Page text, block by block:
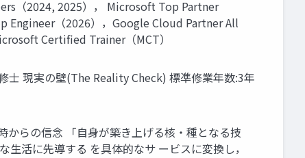
（2024, 2025）， Microsoft Top Partner
Engineer（2026），Google Cloud Partner All
Certified Trainer（MCT）
士 現実の壁(The Reality Check) 標凖修業年数:3年
らの信念 「自身が築き上げる核・種となる技
活に先導する を具体的なサ ービスに変換し，